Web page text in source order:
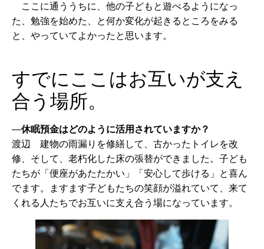
ここに通ううちに、他の子どもと遊べるようになっ
た、勉強を始めた、と何か変化が起きるところをみる
と、やっていてよかったと思います。
すでにここはお互いが支え
合う場所。
—休眠預金はどのように活用されていますか？
渡辺 建物の雨漏りを修繕して、古かったトイレを改
修、そして、老朽化した床の張替ができました。子ども
たちが「便座があたたかい」「安心して歩ける」と喜ん
でます。ますます子どもたちの笑顔が溢れていて、来て
くれる人たちでお互いに支え合う場になっています。